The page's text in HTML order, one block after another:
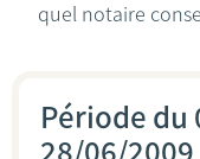
quel notaire
Période du